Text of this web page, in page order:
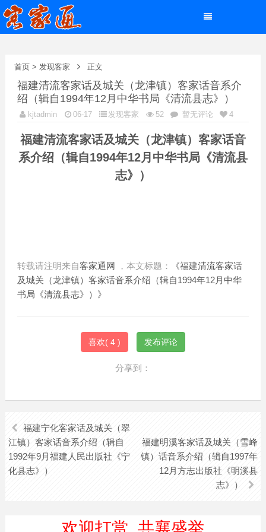
首页> 发现客家 正文
福建清流客家话及城关（龙津镇）客家话音系介
绍（辑自1994年12月中华书局《清流县志》）
kjtadmin 06-17 发现客家 52 暂无评论 4
福建清流客家话及城关（龙津镇）客家话音
系介绍（辑自1994年12月中华书局《清流县
志》）
转载请注明来自客家通网 ，本文标题：
《福建清流客家话
及城关（龙津镇）客家话音系介绍（辑自1994年12月中华
书局《清流县志》）》
喜欢( 4 ) 发布评论
分享到：
福建宁化客家话及城关（翠
江镇）客家话音系介绍（辑自
1992年9月福建人民出版社《宁
化县志》）
福建明溪客家话及城关（雪峰
镇）话音系介绍（辑自1997年
12月方志出版社《明溪县
志》）
欢迎打赏 共襄盛举